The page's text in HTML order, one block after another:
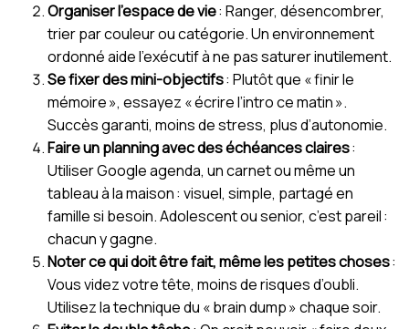
Organiser l’espace de vie: Ranger, désencombrer,
trier par couleur ou catégorie. Un environnement
ordonné aide l’exécutif à ne pas saturer inutilement.
Se fixer des mini-objectifs: Plutôt que « finir le
mémoire », essayez « écrire l’intro ce matin ».
Succès garanti, moins de stress, plus d’autonomie.
Faire un planning avec des échéances claires:
Utiliser Google agenda, un carnet ou même un
tableau à la maison : visuel, simple, partagé en
famille si besoin. Adolescent ou senior, c’est pareil :
chacun y gagne.
Noter ce qui doit être fait, même les petites choses:
Vous videz votre tête, moins de risques d’oubli.
Utilisez la technique du « brain dump » chaque soir.